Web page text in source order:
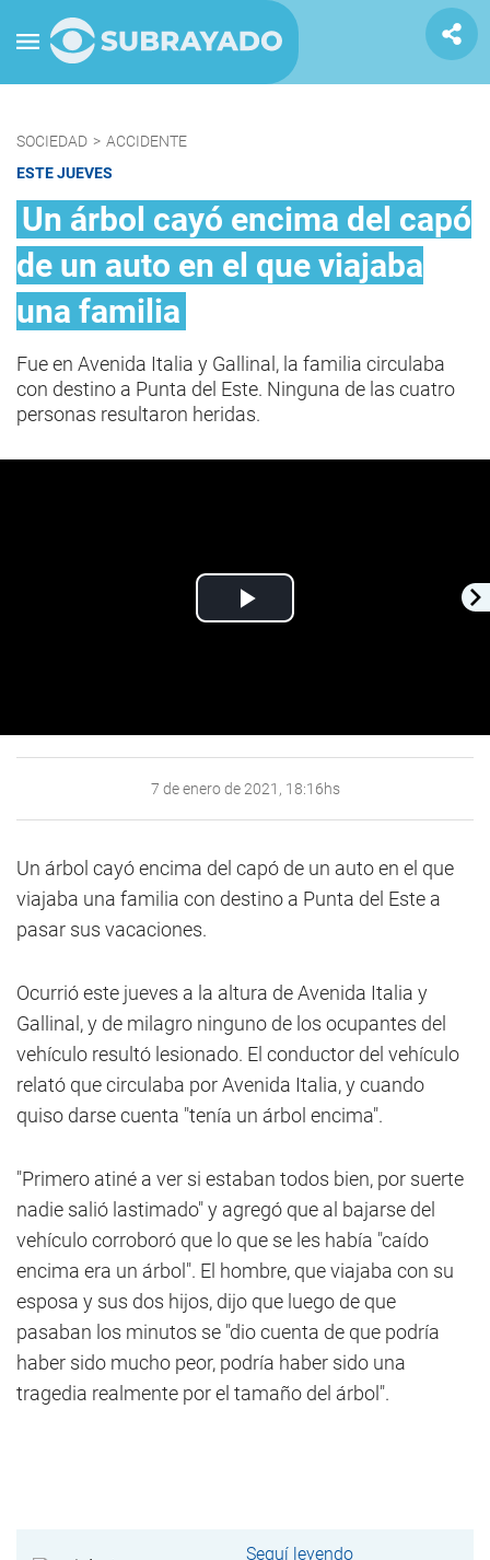
SOCIEDAD > ACCIDENTE
ESTE JUEVES
Un árbol cayó encima del capó
de un auto en el que viajaba
una familia
Fue en Avenida Italia y Gallinal, la familia circulaba
con destino a Punta del Este. Ninguna de las cuatro
personas resultaron heridas.
Play
7 de enero de 2021, 18:16hs
Un árbol cayó encima del capó de un auto en el que
viajaba una familia con destino a Punta del Este a
pasar sus vacaciones.
Ocurrió este jueves a la altura de Avenida Italia y
Gallinal, y de milagro ninguno de los ocupantes del
vehículo resultó lesionado. El conductor del vehículo
relató que circulaba por Avenida Italia, y cuando
quiso darse cuenta "tenía un árbol encima".
"Primero atiné a ver si estaban todos bien, por suerte
nadie salió lastimado" y agregó que al bajarse del
vehículo corroboró que lo que se les había "caído
encima era un árbol". El hombre, que viajaba con su
esposa y sus dos hijos, dijo que luego de que
pasaban los minutos se "dio cuenta de que podría
haber sido mucho peor, podría haber sido una
tragedia realmente por el tamaño del árbol".
Seguí leyendo